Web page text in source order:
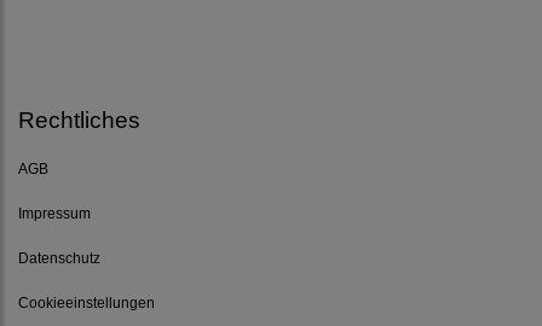
Rechtliches
AGB
Impressum
Datenschutz
Cookieeinstellungen